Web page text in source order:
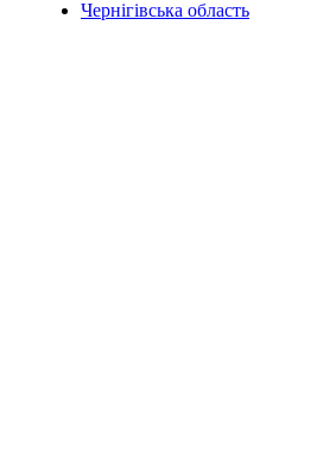
Чернігівська область